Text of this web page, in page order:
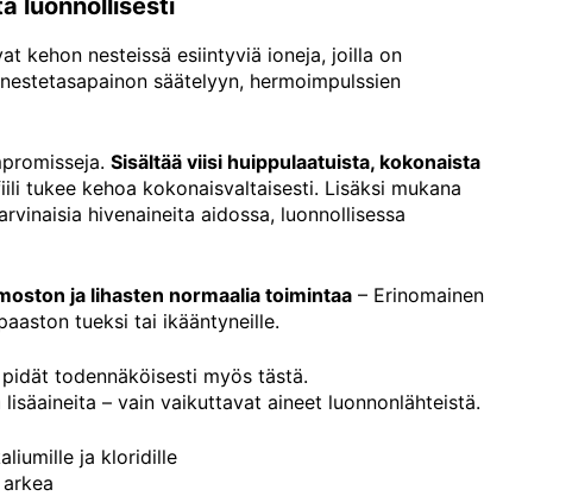
luonnollisesti
kehon nesteissä esiintyviä ioneja, joilla on
säätelyyn, hermoimpulssien
Sisältää viisi huippulaatuista, kokonaista
tukee kehoa kokonaisvaltaisesti. Lisäksi mukana
hivenaineita aidossa, luonnollisessa
ja lihasten normaalia toimintaa– Erinomainen
tueksi tai ikääntyneille.
todennäköisesti myös tästä.
– vain vaikuttavat aineet luonnonlähteistä.
ja kloridille